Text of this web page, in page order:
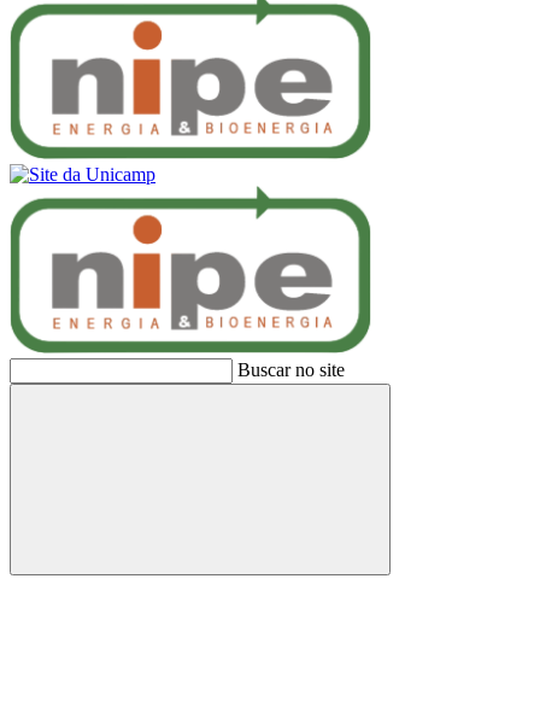
Buscar no site
Buscar